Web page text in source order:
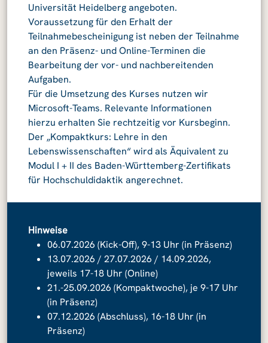
Universität Heidelberg angeboten.
Voraussetzung für den Erhalt der
Teilnahmebescheinigung ist neben der Teilnahme
an den Präsenz- und Online-Terminen die
Bearbeitung der vor- und nachbereitenden
Aufgaben.
Für die Umsetzung des Kurses nutzen wir
Microsoft-Teams. Relevante Informationen
hierzu erhalten Sie rechtzeitig vor Kursbeginn.
Der „Kompaktkurs: Lehre in den
Lebenswissenschaften“ wird als Äquivalent zu
Modul I + II des Baden-Württemberg-Zertifikats
für Hochschuldidaktik angerechnet.
Hinweise
06.07.2026 (Kick-Off), 9-13 Uhr (in Präsenz)
13.07.2026 / 27.07.2026 / 14.09.2026,
jeweils 17-18 Uhr (Online)
21.-25.09.2026 (Kompaktwoche), je 9-17 Uhr
(in Präsenz)
07.12.2026 (Abschluss), 16-18 Uhr (in
Präsenz)